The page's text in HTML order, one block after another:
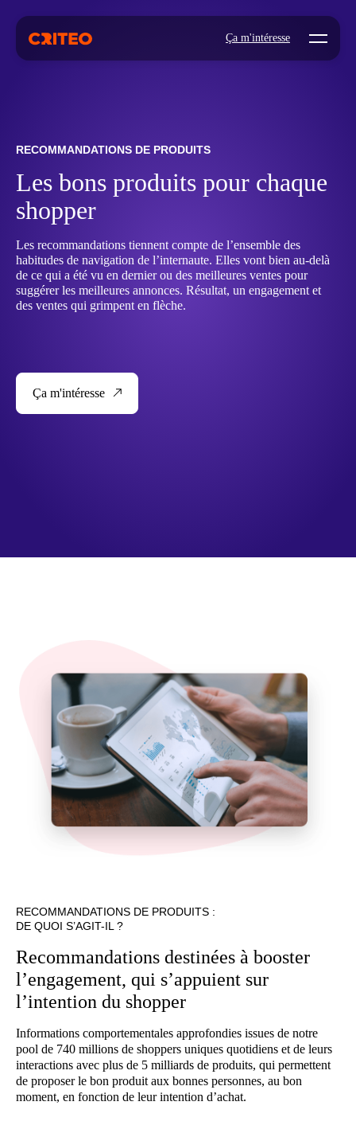
Ça m'intéresse Open
RECOMMANDATIONS DE PRODUITS
Les bons produits pour chaque
shopper
Les recommandations tiennent compte de l’ensemble des
habitudes de navigation de l’internaute. Elles vont bien au-delà
de ce qui a été vu en dernier ou des meilleures ventes pour
suggérer les meilleures annonces. Résultat, un engagement et
des ventes qui grimpent en flèche.
Ça m'intéresse
RECOMMANDATIONS DE PRODUITS :
DE QUOI S’AGIT-IL ?
Recommandations destinées à booster
l’engagement, qui s’appuient sur
l’intention du shopper
Informations comportementales approfondies issues de notre
pool de 740 millions de shoppers uniques quotidiens et de leurs
interactions avec plus de 5 milliards de produits, qui permettent
de proposer le bon produit aux bonnes personnes, au bon
moment, en fonction de leur intention d’achat.